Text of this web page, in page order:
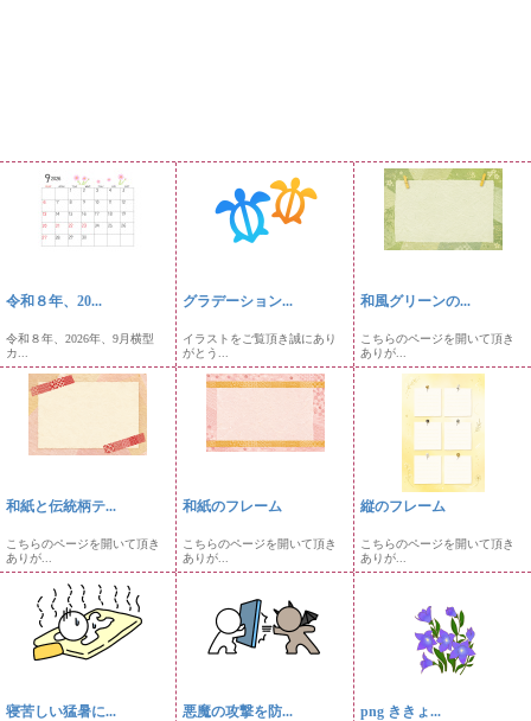
令和８年、20...
令和８年、2026年、9月横型
カ...
グラデーション...
イラストをご覧頂き誠にあり
がとう...
和風グリーンの...
こちらのページを開いて頂き
ありが...
和紙と伝統柄テ...
こちらのページを開いて頂き
ありが...
和紙のフレーム
こちらのページを開いて頂き
ありが...
縦のフレーム
こちらのページを開いて頂き
ありが...
寝苦しい猛暑に... 悪魔の攻撃を防... png ききょ...